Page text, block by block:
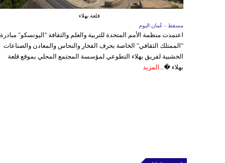
قلعة بهلاء
مسقط - عُمان اليوم
اعتمدت منظمة الأمم المتحدة للتربية والعلم والثقافة "اليونسكو" مبادرة
"الممتلك الثقافي" الخاصة بحرف الفخار والنحاس والمعادن والصناعات
الخشبية لفريق بهلاء التطوعي لمؤسسة المجتمع المحلي بموقع قلعة
بهلاء �... المزيد